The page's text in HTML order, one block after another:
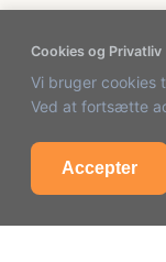
Cookies og Privatliv
Vi bruger cookies
Ved at fortsætte
Accepter